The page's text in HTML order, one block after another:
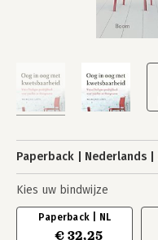
Paperback Nederlands
Kies uw bindwijze
Paperback | NL
€ 32,25